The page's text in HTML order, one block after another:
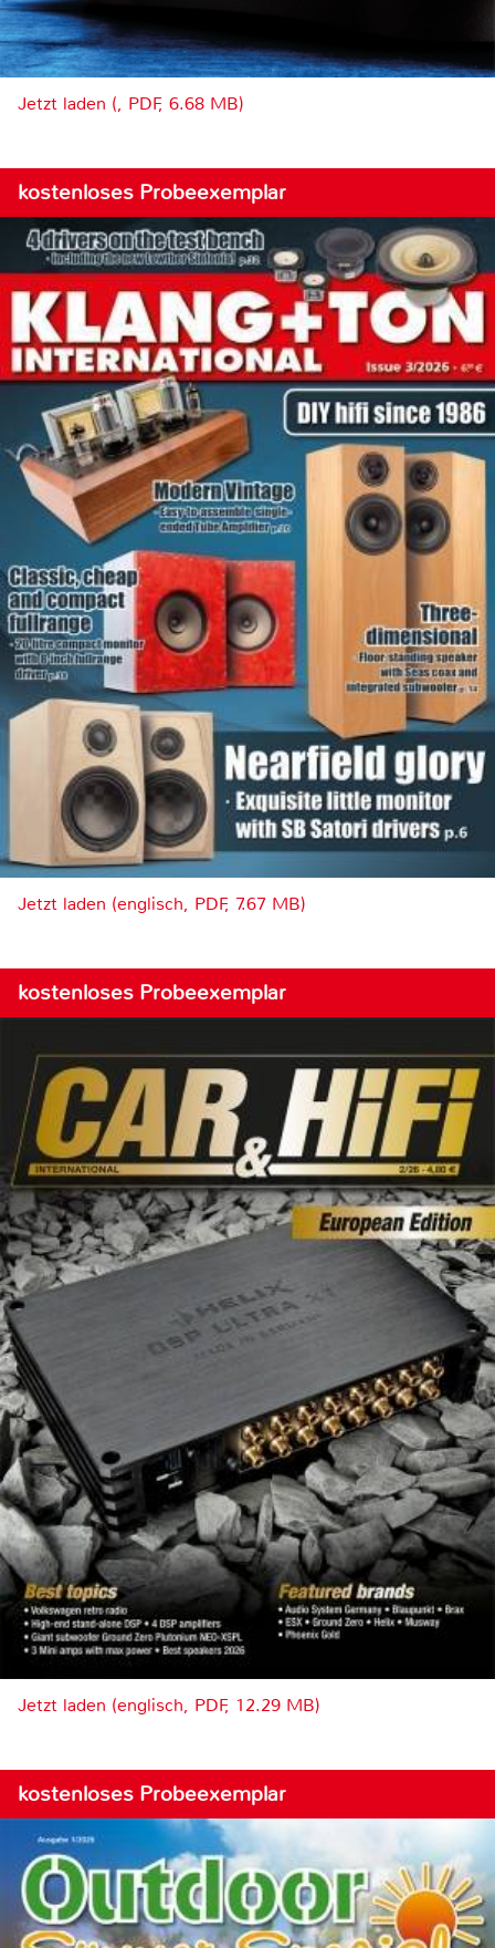
Jetzt laden (, PDF, 6.68 MB)
kostenloses Probeexemplar
Jetzt laden (englisch, PDF, 7.67 MB)
kostenloses Probeexemplar
Jetzt laden (englisch, PDF, 12.29 MB)
kostenloses Probeexemplar